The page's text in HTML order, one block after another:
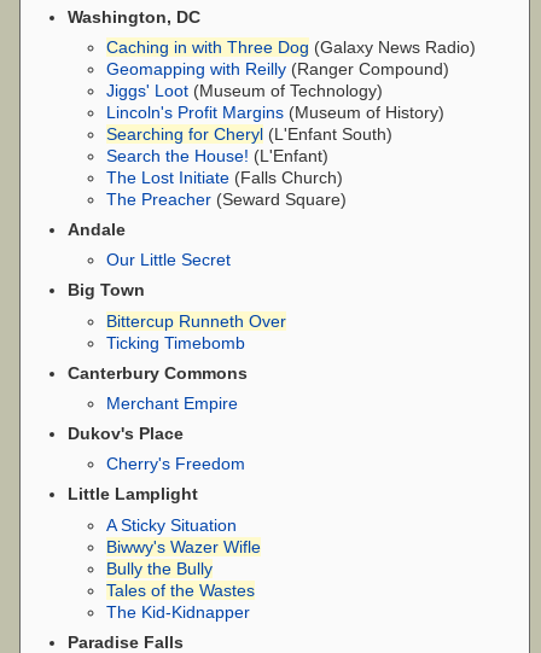
Washington, DC
Caching in with Three Dog (Galaxy News Radio)
Geomapping with Reilly (Ranger Compound)
Jiggs' Loot (Museum of Technology)
Lincoln's Profit Margins (Museum of History)
Searching for Cheryl (L'Enfant South)
Search the House! (L'Enfant)
The Lost Initiate (Falls Church)
The Preacher (Seward Square)
Andale
Our Little Secret
Big Town
Bittercup Runneth Over
Ticking Timebomb
Canterbury Commons
Merchant Empire
Dukov's Place
Cherry's Freedom
Little Lamplight
A Sticky Situation
Biwwy's Wazer Wifle
Bully the Bully
Tales of the Wastes
The Kid-Kidnapper
Paradise Falls